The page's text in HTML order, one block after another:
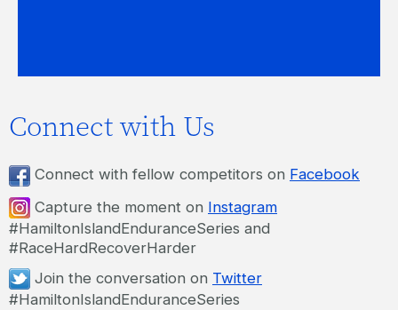
Connect with Us
Connect with fellow competitors on Facebook
Capture the moment on Instagram
#HamiltonIslandEnduranceSeries and
#RaceHardRecoverHarder
Join the conversation on Twitter
#HamiltonIslandEnduranceSeries